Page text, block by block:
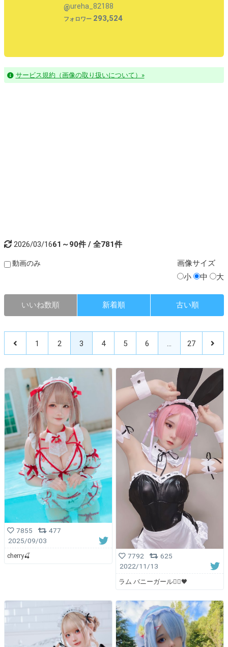
@ureha_82188
フォロワー 293,524
サービス規約（画像の取り扱いについて）»
2026/03/1661～90件 / 全781件
動画のみ 画像サイズ
小
中 大
いいね数順 新着順 古い順
1 2 3 4 5 6 … 27
7855
477
2025/09/03
cherry🍒 7792
625
2022/11/13
ラム バニーガール👯‍♀️🖤